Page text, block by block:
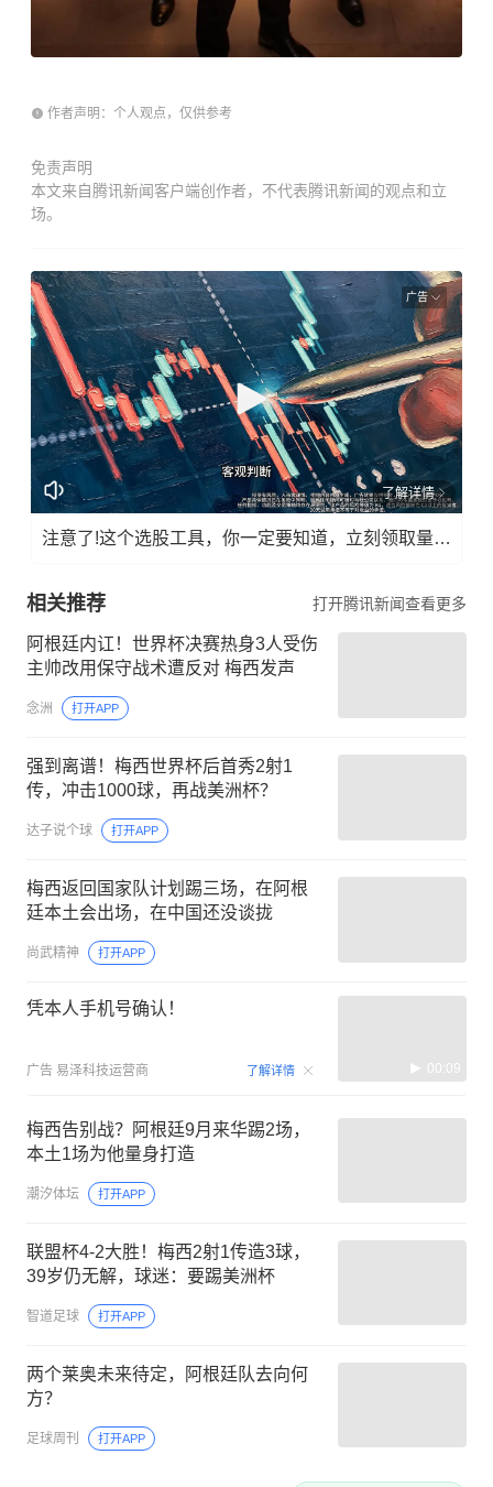
作者声明：个人观点，仅供参考
免责声明
本文来自腾讯新闻客户端创作者，不代表腾讯新闻的观点和立
场。
广告
了解详情
注意了!这个选股工具，你一定要知道，立刻领取量化指标!
相关推荐 打开腾讯新闻查看更多
阿根廷内讧！世界杯决赛热身3人受伤
主帅改用保守战术遭反对 梅西发声
念洲 打开APP
强到离谱！梅西世界杯后首秀2射1
传，冲击1000球，再战美洲杯？
达子说个球 打开APP
梅西返回国家队计划踢三场，在阿根
廷本土会出场，在中国还没谈拢
尚武精神 打开APP
凭本人手机号确认！
广告 易泽科技运营商 了解详情 00:09
梅西告别战？阿根廷9月来华踢2场，
本土1场为他量身打造
潮汐体坛 打开APP
联盟杯4-2大胜！梅西2射1传造3球，
39岁仍无解，球迷：要踢美洲杯
智道足球 打开APP
两个莱奥未来待定，阿根廷队去向何
方？
足球周刊 打开APP